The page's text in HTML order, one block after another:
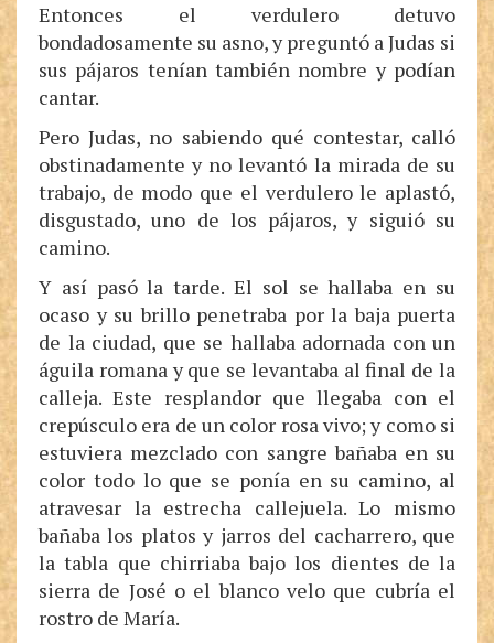
Entonces el verdulero detuvo
bondadosamente su asno, y preguntó a Judas si
sus pájaros tenían también nombre y podían
cantar.
Pero Judas, no sabiendo qué contestar, calló
obstinadamente y no levantó la mirada de su
trabajo, de modo que el verdulero le aplastó,
disgustado, uno de los pájaros, y siguió su
camino.
Y así pasó la tarde. El sol se hallaba en su
ocaso y su brillo penetraba por la baja puerta
de la ciudad, que se hallaba adornada con un
águila romana y que se levantaba al final de la
calleja. Este resplandor que llegaba con el
crepúsculo era de un color rosa vivo; y como si
estuviera mezclado con sangre bañaba en su
color todo lo que se ponía en su camino, al
atravesar la estrecha callejuela. Lo mismo
bañaba los platos y jarros del cacharrero, que
la tabla que chirriaba bajo los dientes de la
sierra de José o el blanco velo que cubría el
rostro de María.